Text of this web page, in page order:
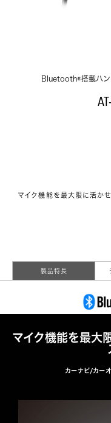
Bluetooth®搭載ハン
マイク機能を最大限に活か
製品特長
マイク機能を最大
カーナビ/カー